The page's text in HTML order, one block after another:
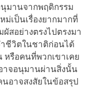
มานจากพฤติกรรม
ม่เป็นเรื่องยากมากที่
สอย่างตรงไปตรงมา
ชีวิตในชาติก่อนได้
หรือคนที่พวกเขาเคย
าจอนุมานผ่านสิ่งนั้น
อาจสงสัยในข้อสรุป